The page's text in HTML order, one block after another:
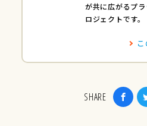
が共に広がるプ
ロジェクトです。
SHARE